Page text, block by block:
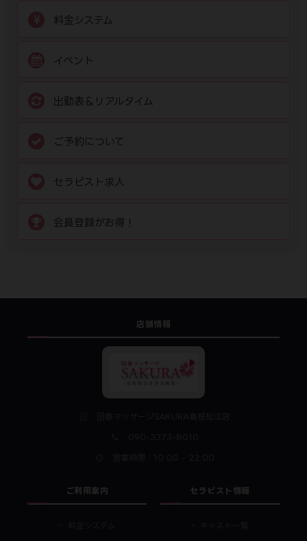
料金システム
イベント
出勤表＆リアルタイム
ご予約について
セラピスト求人
会員登録がお得！
店舗情報
ご利用案内 セラピスト情報